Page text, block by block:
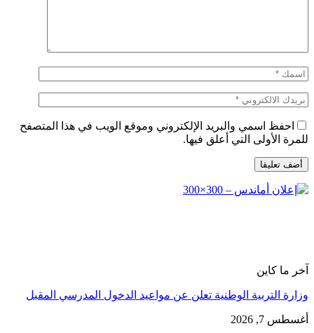
احفظ اسمي والبريد الإلكتروني وموقع الويب في هذا المتصفح
للمرة الأولى التي أعلق فيها.
آخر ما كاين
وزارة التربية الوطنية تعلن عن مواعيد الدخول المدرسي المقبل
أغسطس 7, 2026